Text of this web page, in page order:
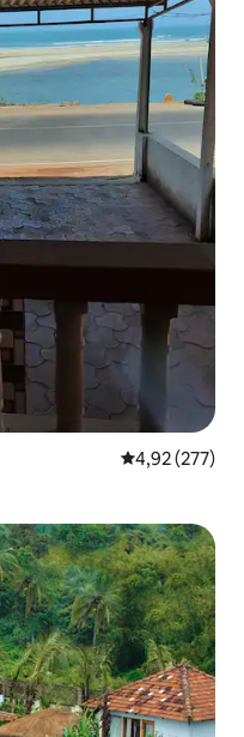
Gemiddelde
4,92 (277)